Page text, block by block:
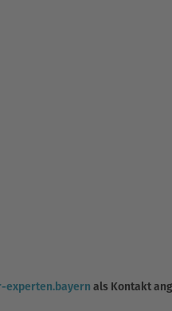
experten.bayern als Kontakt